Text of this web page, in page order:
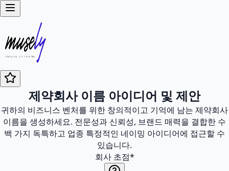
제약회사 이름 아이디어 및 제안
귀하의 비즈니스 벤처를 위한 창의적이고 기억에 남는 제약회사
이름을 생성하세요. 전문성과 신뢰성, 브랜드 매력을 결합한 수
백 가지 독특하고 업종 특정적인 네이밍 아이디어에 접근할 수
있습니다.
회사 초점*